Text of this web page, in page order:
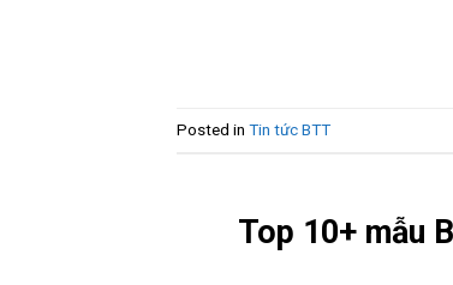
Posted in Tin tức BTT
Top 10+ mẫu